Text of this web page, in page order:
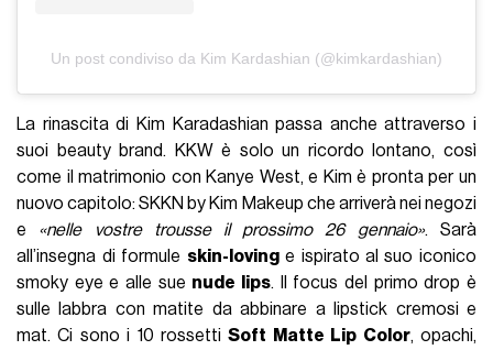
Un post condiviso da Kim Kardashian (@kimkardashian)
La rinascita di Kim Karadashian passa anche attraverso i
suoi beauty brand. KKW è solo un ricordo lontano, così
come il matrimonio con Kanye West, e Kim è pronta per un
nuovo capitolo: SKKN by Kim Makeup che arriverà nei negozi
e «nelle vostre trousse il prossimo 26 gennaio». Sarà
all’insegna di formule skin-lovinge ispirato al suo iconico
smoky eye e alle sue nude lips. Il focus del primo drop è
sulle labbra con matite da abbinare a lipstick cremosi e
mat. Ci sono i 10 rossettiSoft Matte Lip Color, opachi,